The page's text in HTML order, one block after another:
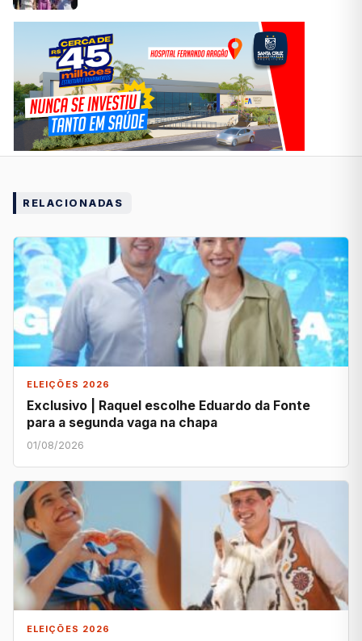
RELACIONADAS
ELEIÇÕES 2026
Exclusivo | Raquel escolhe Eduardo da Fonte
para a segunda vaga na chapa
01/08/2026
ELEIÇÕES 2026